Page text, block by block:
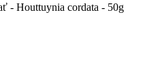
- Houttuynia cordata - 50g